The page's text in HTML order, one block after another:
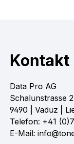
Kontakt
Data Pro AG
Schalunstrasse
9490 | Vaduz |
Telefon: +41
E-Mail: